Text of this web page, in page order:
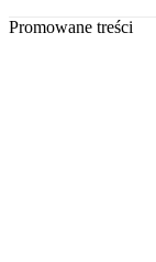
Promowane treści